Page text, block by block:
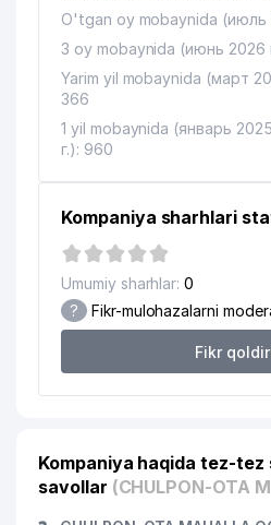
O'tgan oy mobaynida (июль
3 oy mobaynida (июнь 2026
Yarim yil mobaynida (март
366
1 yil mobaynida (январь
г.): 960
Kompaniya sharhlari
Umumiy sharhlar: 0
? Fikr-mulohazalarni
Fikr
Kompaniya haqida tez-
savollar (CHULPON-OTA